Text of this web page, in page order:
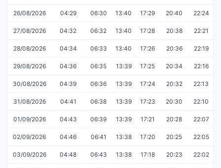
26/08/2026 04:29 06:30 13:40 17:29 20:40 22:24
27/08/2026 04:32 06:32 13:40 17:28 20:38 22:21
28/08/2026 04:34 06:33 13:40 17:26 20:36 22:19
29/08/2026 04:36 06:35 13:39 17:25 20:34 22:16
30/08/2026 04:39 06:36 13:39 17:24 20:32 22:13
31/08/2026 04:41 06:38 13:39 17:23 20:30 22:10
01/09/2026 04:43 06:39 13:39 17:21 20:28 22:07
02/09/2026 04:46 06:41 13:38 17:20 20:25 22:05
03/09/2026 04:48 06:43 13:38 17:18 20:23 22:02